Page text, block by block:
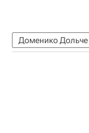
Доменико Дольче